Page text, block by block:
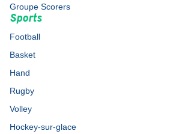
Groupe Scorers
Sports
Football
Basket
Hand
Rugby
Volley
Hockey-sur-glace